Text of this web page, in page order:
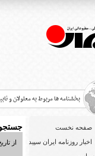
بخشنامه ها مربوط به معلولان و
>
صفحه نخست
اخبار روزنامه ایران سپید
از